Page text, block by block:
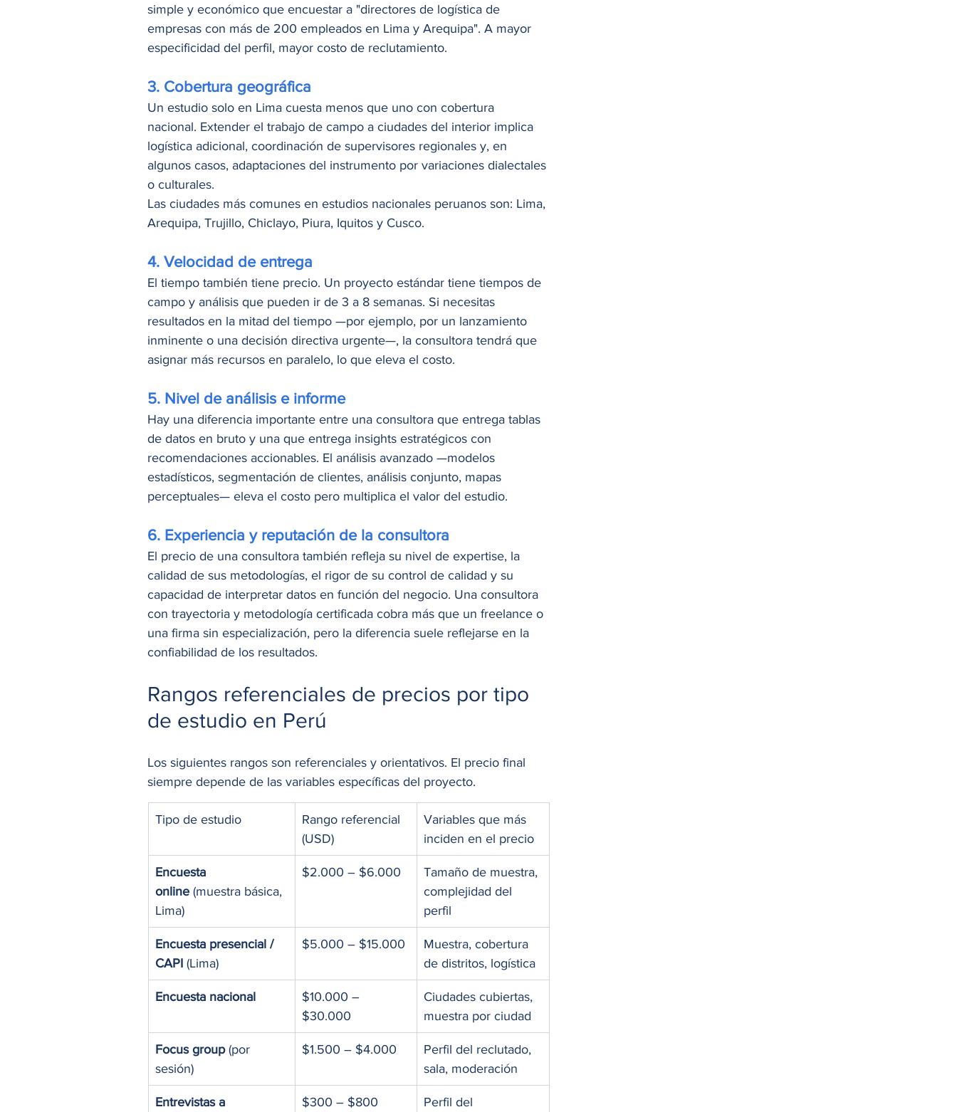
simple y económico que encuestar a "directores de logística de
empresas con más de 200 empleados en Lima y Arequipa". A mayor
especificidad del perfil, mayor costo de reclutamiento.
3. Cobertura geográfica
Un estudio solo en Lima cuesta menos que uno con cobertura
nacional. Extender el trabajo de campo a ciudades del interior implica
logística adicional, coordinación de supervisores regionales y, en
algunos casos, adaptaciones del instrumento por variaciones dialectales
o culturales.
Las ciudades más comunes en estudios nacionales peruanos son: Lima,
Arequipa, Trujillo, Chiclayo, Piura, Iquitos y Cusco.
4. Velocidad de entrega
El tiempo también tiene precio. Un proyecto estándar tiene tiempos de
campo y análisis que pueden ir de 3 a 8 semanas. Si necesitas
resultados en la mitad del tiempo —por ejemplo, por un lanzamiento
inminente o una decisión directiva urgente—, la consultora tendrá que
asignar más recursos en paralelo, lo que eleva el costo.
5. Nivel de análisis e informe
Hay una diferencia importante entre una consultora que entrega tablas
de datos en bruto y una que entrega insights estratégicos con
recomendaciones accionables. El análisis avanzado —modelos
estadísticos, segmentación de clientes, análisis conjunto, mapas
perceptuales— eleva el costo pero multiplica el valor del estudio.
6. Experiencia y reputación de la consultora
El precio de una consultora también refleja su nivel de expertise, la
calidad de sus metodologías, el rigor de su control de calidad y su
capacidad de interpretar datos en función del negocio. Una consultora
con trayectoria y metodología certificada cobra más que un freelance o
una firma sin especialización, pero la diferencia suele reflejarse en la
confiabilidad de los resultados.
Rangos referenciales de precios por tipo
de estudio en Perú
Los siguientes rangos son referenciales y orientativos. El precio final
siempre depende de las variables específicas del proyecto.
Tipo de estudio
Rango referencial
(USD)
Variables que más
inciden en el precio
Encuesta
online (muestra básica,
Lima)
$2.000 – $6.000
Tamaño de muestra,
complejidad del
perfil
Encuesta presencial /
CAPI (Lima)
$5.000 – $15.000
Muestra, cobertura
de distritos, logística
Encuesta nacional
$10.000 –
$30.000
Ciudades cubiertas,
muestra por ciudad
Focus group (por
sesión)
$1.500 – $4.000
Perfil del reclutado,
sala, moderación
Entrevistas a $300 – $800 Perfil del